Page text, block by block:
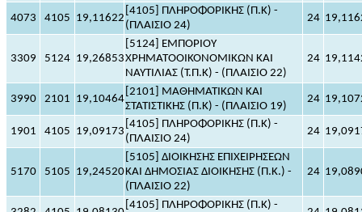
4073 4105 19,11622
[4105] ΠΛΗΡΟΦΟΡΙΚΗΣ (Π.Κ) -
(ΠΛΑΙΣΙΟ 24)
24
3309 5124 19,26853
[5124] ΕΜΠΟΡΙΟΥ
ΧΡΗΜΑΤΟΟΙΚΟΝΟΜΙΚΩΝ ΚΑΙ
ΝΑΥΤΙΛΙΑΣ (Τ.Π.Κ) - (ΠΛΑΙΣΙΟ 22)
24
3990 2101 19,10464
[2101] ΜΑΘΗΜΑΤΙΚΩΝ ΚΑΙ
ΣΤΑΤΙΣΤΙΚΗΣ (Π.Κ) - (ΠΛΑΙΣΙΟ 19)
24
1901 4105 19,09173
[4105] ΠΛΗΡΟΦΟΡΙΚΗΣ (Π.Κ) -
(ΠΛΑΙΣΙΟ 24)
24
5170 5105 19,24520
[5105] ΔΙΟΙΚΗΣΗΣ ΕΠΙΧΕΙΡΗΣΕΩΝ
ΚΑΙ ΔΗΜΟΣΙΑΣ ΔΙΟΙΚΗΣΗΣ (Π.Κ.) -
(ΠΛΑΙΣΙΟ 22)
24
[4105] ΠΛΗΡΟΦΟΡΙΚΗΣ (Π.Κ) -